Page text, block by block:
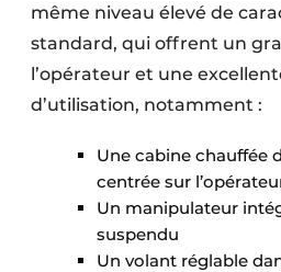
même niveau élevé de
standard, qui offrent un
l’opérateur et une
d’utilisation, notamment :
Une cabine chauffée
centrée sur
Un manipulateur
suspendu
Un volant réglable